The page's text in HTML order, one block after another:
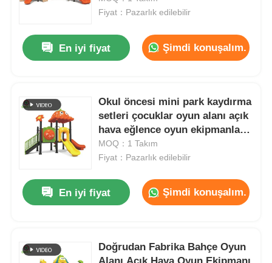
Kalite Kontrol
Bize Ulaşın
Haberler
Davalar
Park Oyun Alanı Tasarımı
Parkı Slaytları
Fiyat：Pazarlık edilebilir
En iyi fiyat Şimdi konuşalım.
Okul öncesi mini park kaydırma
setleri çocuklar oyun alanı açık
hava eğlence oyun ekipmanları
güvenlik malzemeleri oyun
alanı çocuklar
MOQ：1 Takım
Fiyat：Pazarlık edilebilir
En iyi fiyat Şimdi konuşalım.
Doğrudan Fabrika Bahçe Oyun
Alanı Açık Hava Oyun Ekipmanı